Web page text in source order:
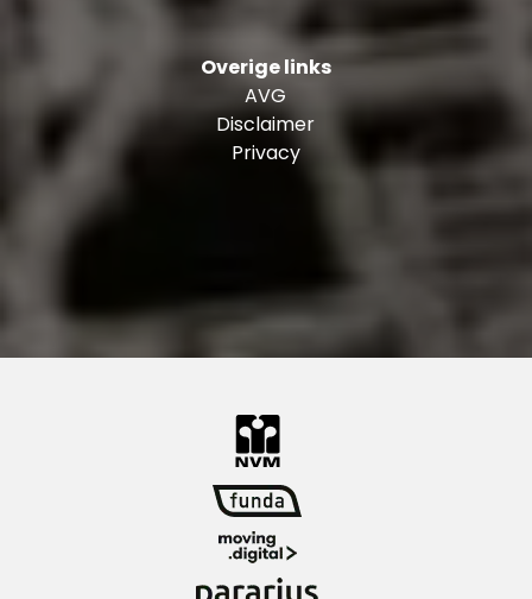
Kenmerken en bijzonderheden:
Woonoppervlakte: ± 118 m²
Inhoud: ± 381 m³
VvE bijdrage woning en garagebox: ± € 239,-
per maand
Eigen grond!
Verwarming en warm water: CV-combiketel
(bouwjaar: 2020)
Het Noordereiland is aangewezen als
Oplevering: in overleg
woning? Neem jouw eigen NVM makelaar mee!
Toelichtingsclausule NEN2580
De Meetinstructie is gebaseerd op de NEN2580.
Overige links
AVG
Disclaimer
Privacy